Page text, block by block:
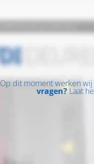
Op dit moment werken
vragen? Laat